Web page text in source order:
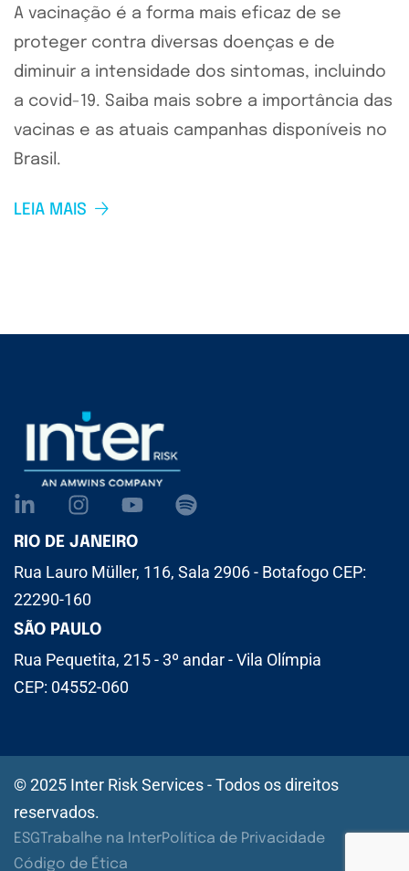
A vacinação é a forma mais eficaz de se
proteger contra diversas doenças e de
diminuir a intensidade dos sintomas, incluindo
a covid-19. Saiba mais sobre a importância das
vacinas e as atuais campanhas disponíveis no
Brasil.
LEIA MAIS
RIO DE JANEIRO
Rua Lauro Müller, 116, Sala 2906 - Botafogo CEP:
22290-160
SÃO PAULO
Rua Pequetita, 215 - 3º andar - Vila Olímpia
CEP: 04552-060
© 2025 Inter Risk Services - Todos os direitos
reservados.
ESG Trabalhe na InterPolítica de Privacidade
Código de Ética